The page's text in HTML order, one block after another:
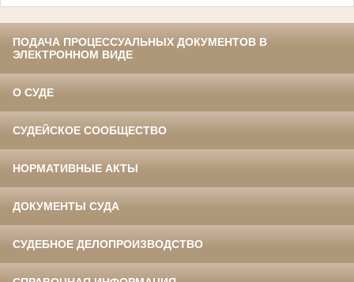
ПОДАЧА ПРОЦЕССУАЛЬНЫХ ДОКУМЕНТОВ В
ЭЛЕКТРОННОМ ВИДЕ
О СУДЕ
СУДЕЙСКОЕ СООБЩЕСТВО
НОРМАТИВНЫЕ АКТЫ
ДОКУМЕНТЫ СУДА
СУДЕБНОЕ ДЕЛОПРОИЗВОДСТВО